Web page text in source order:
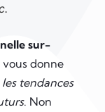
sur-
vous donne
les tendances
. Non